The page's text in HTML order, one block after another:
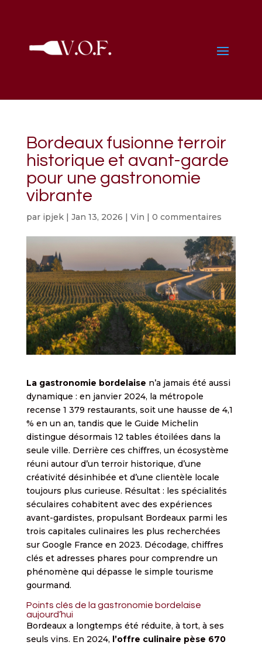
Bordeaux fusionne terroir
historique et avant-garde
pour une gastronomie
vibrante
par ipjek| Jan 13, 2026 | Vin | 0 commentaires
La gastronomie bordelaise n’a jamais été aussi
dynamique : en janvier 2024, la métropole
recense 1 379 restaurants, soit une hausse de 4,1
% en un an, tandis que le Guide Michelin
distingue désormais 12 tables étoilées dans la
seule ville. Derrière ces chiffres, un écosystème
réuni autour d’un terroir historique, d’une
créativité désinhibée et d’une clientèle locale
toujours plus curieuse. Résultat : les spécialités
séculaires cohabitent avec des expériences
avant-gardistes, propulsant Bordeaux parmi les
trois capitales culinaires les plus recherchées
sur Google France en 2023. Décodage, chiffres
clés et adresses phares pour comprendre un
phénomène qui dépasse le simple tourisme
gourmand.
Points clés de la gastronomie bordelaise
aujourd’hui
Bordeaux a longtemps été réduite, à tort, à ses
seuls vins. En 2024, l’offre culinaire pèse 670